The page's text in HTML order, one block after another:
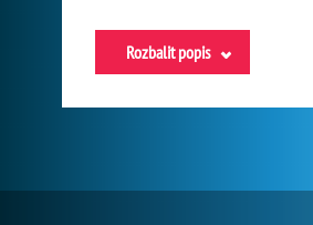
Rozbalit popis